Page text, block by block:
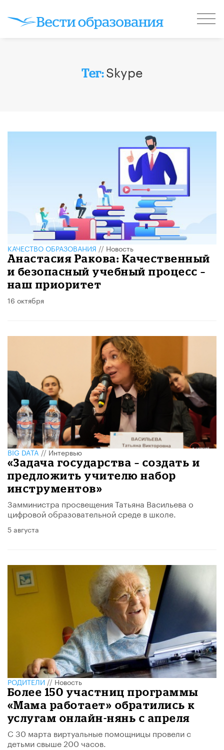
Тег:Skype
КАЧЕСТВО ОБРАЗОВАНИЯ // Новость
Анастасия Ракова: Качественный
и безопасный учебный процесс –
наш приоритет
16 октября
BIG DATA//Интервью
«Задача государства – создать и
предложить учителю набор
инструментов»
Замминистра просвещения Татьяна Васильева о
цифровой образовательной среде в школе.
5 августа
РОДИТЕЛИ//Новость
Более 150 участниц программы
«Мама работает» обратились к
услугам онлайн-нянь с апреля
С 30 марта виртуальные помощницы провели с
детьми свыше 200 часов.